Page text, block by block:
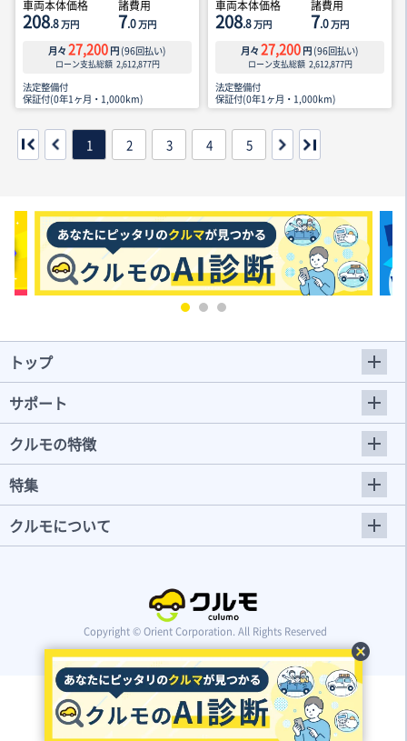
cancel
車両本体価格
208.8万円
諸費用
7.0万円
月々 27,200 円 (96回払い)
ローン支払総額 2,612,877円
法定整備付
保証付(0年1ヶ月・1,000km)
車両本体価格
208.8万円
諸費用
7.0万円
月々 27,200 円 (96回払い)
ローン支払総額 2,612,877円
法定整備付
保証付(0年1ヶ月・1,000km)
1 2 3 4 5
トップ
サポート
クルモの特徴
特集
クルモについて
Copyright © Orient Corporation. All Rights Reserved